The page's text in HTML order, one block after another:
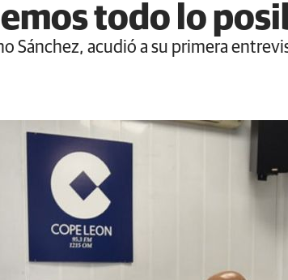
todo lo
Sánchez, acudió a su primera